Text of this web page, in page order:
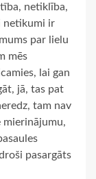
netiklība,
netikumi ir
par lielu
mēs
lai gan
jā, tas pat
tam nav
mierinājumu,
pasargāts